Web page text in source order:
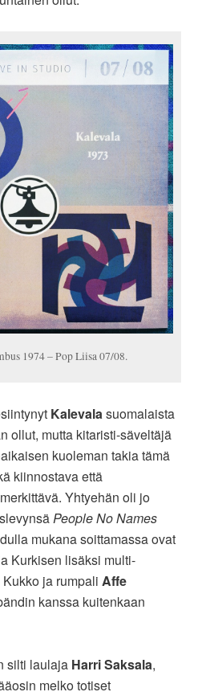
1974 – Pop Liisa 07/08.
Kalevalasuomalaista
ollut, mutta kitaristi-säveltäjä
kuoleman takia tämä
kiinnostava että
Yhtyehän oli jo
People No Names
mukana soittamassa ovat
Kurkisen lisäksi multi-
Kukko ja rumpaliAffe
kanssa kuitenkaan
silti laulaja Harri Saksala,
melko totiset